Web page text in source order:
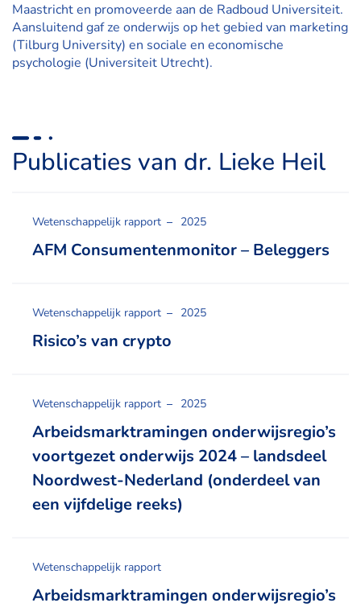
Maastricht en promoveerde aan de Radboud Universiteit.
Aansluitend gaf ze onderwijs op het gebied van marketing
(Tilburg University) en sociale en economische
psychologie (Universiteit Utrecht).
Publicaties van dr. Lieke Heil
Wetenschappelijk rapport 2025
AFM Consumentenmonitor – Beleggers
Wetenschappelijk rapport 2025
Risico’s van crypto
Wetenschappelijk rapport 2025
Arbeidsmarktramingen onderwijsregio’s
voortgezet onderwijs 2024 – landsdeel
Noordwest-Nederland (onderdeel van
een vijfdelige reeks)
Wetenschappelijk rapport
Arbeidsmarktramingen onderwijsregio’s